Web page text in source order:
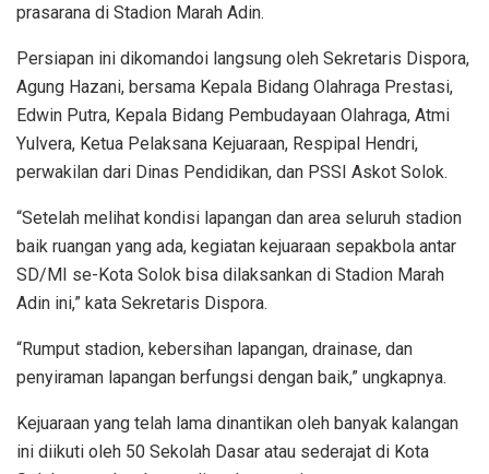
prasarana di Stadion Marah Adin.
Persiapan ini dikomandoi langsung oleh Sekretaris Dispora,
Agung Hazani, bersama Kepala Bidang Olahraga Prestasi,
Edwin Putra, Kepala Bidang Pembudayaan Olahraga, Atmi
Yulvera, Ketua Pelaksana Kejuaraan, Respipal Hendri,
perwakilan dari Dinas Pendidikan, dan PSSI Askot Solok.
“Setelah melihat kondisi lapangan dan area seluruh stadion
baik ruangan yang ada, kegiatan kejuaraan sepakbola antar
SD/MI se-Kota Solok bisa dilaksankan di Stadion Marah
Adin ini,” kata Sekretaris Dispora.
“Rumput stadion, kebersihan lapangan, drainase, dan
penyiraman lapangan berfungsi dengan baik,” ungkapnya.
Kejuaraan yang telah lama dinantikan oleh banyak kalangan
ini diikuti oleh 50 Sekolah Dasar atau sederajat di Kota